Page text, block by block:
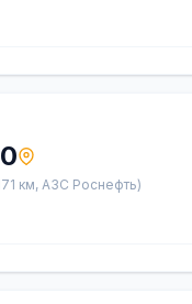
км, АЗС Роснефть)